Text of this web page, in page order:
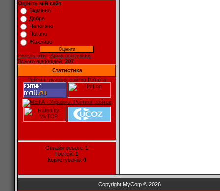
Оцініть мій сайт
Відмінно
Добре
Непогано
Погано
Жахливо
Результати | Архів опитувань
Всього відповідей: 207
Статистика
Рейтинг лучших сайтов РУнета
Онлайн всього: 1
Гостей: 1
Користувачів: 0
Copyright MyCorp © 2026